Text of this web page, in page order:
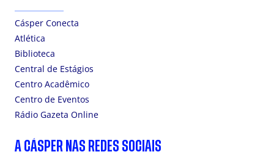
Cásper Conecta
Atlética
Biblioteca
Central de Estágios
Centro Acadêmico
Centro de Eventos
Rádio Gazeta Online
A CÁSPER NAS REDES SOCIAIS